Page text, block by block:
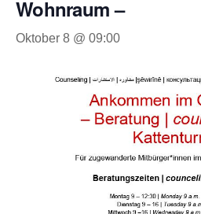
Wohnraum –
Oktober 8 @ 09:00